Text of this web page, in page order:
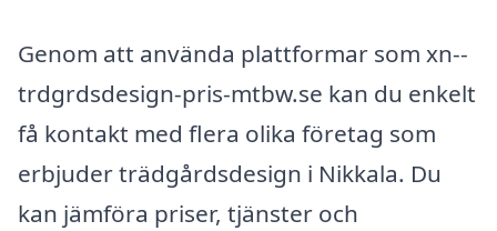
Genom att använda plattformar som xn--
trdgrdsdesign-pris-mtbw.se kan du enkelt
få kontakt med flera olika företag som
erbjuder trädgårdsdesign i Nikkala. Du
kan jämföra priser, tjänster och